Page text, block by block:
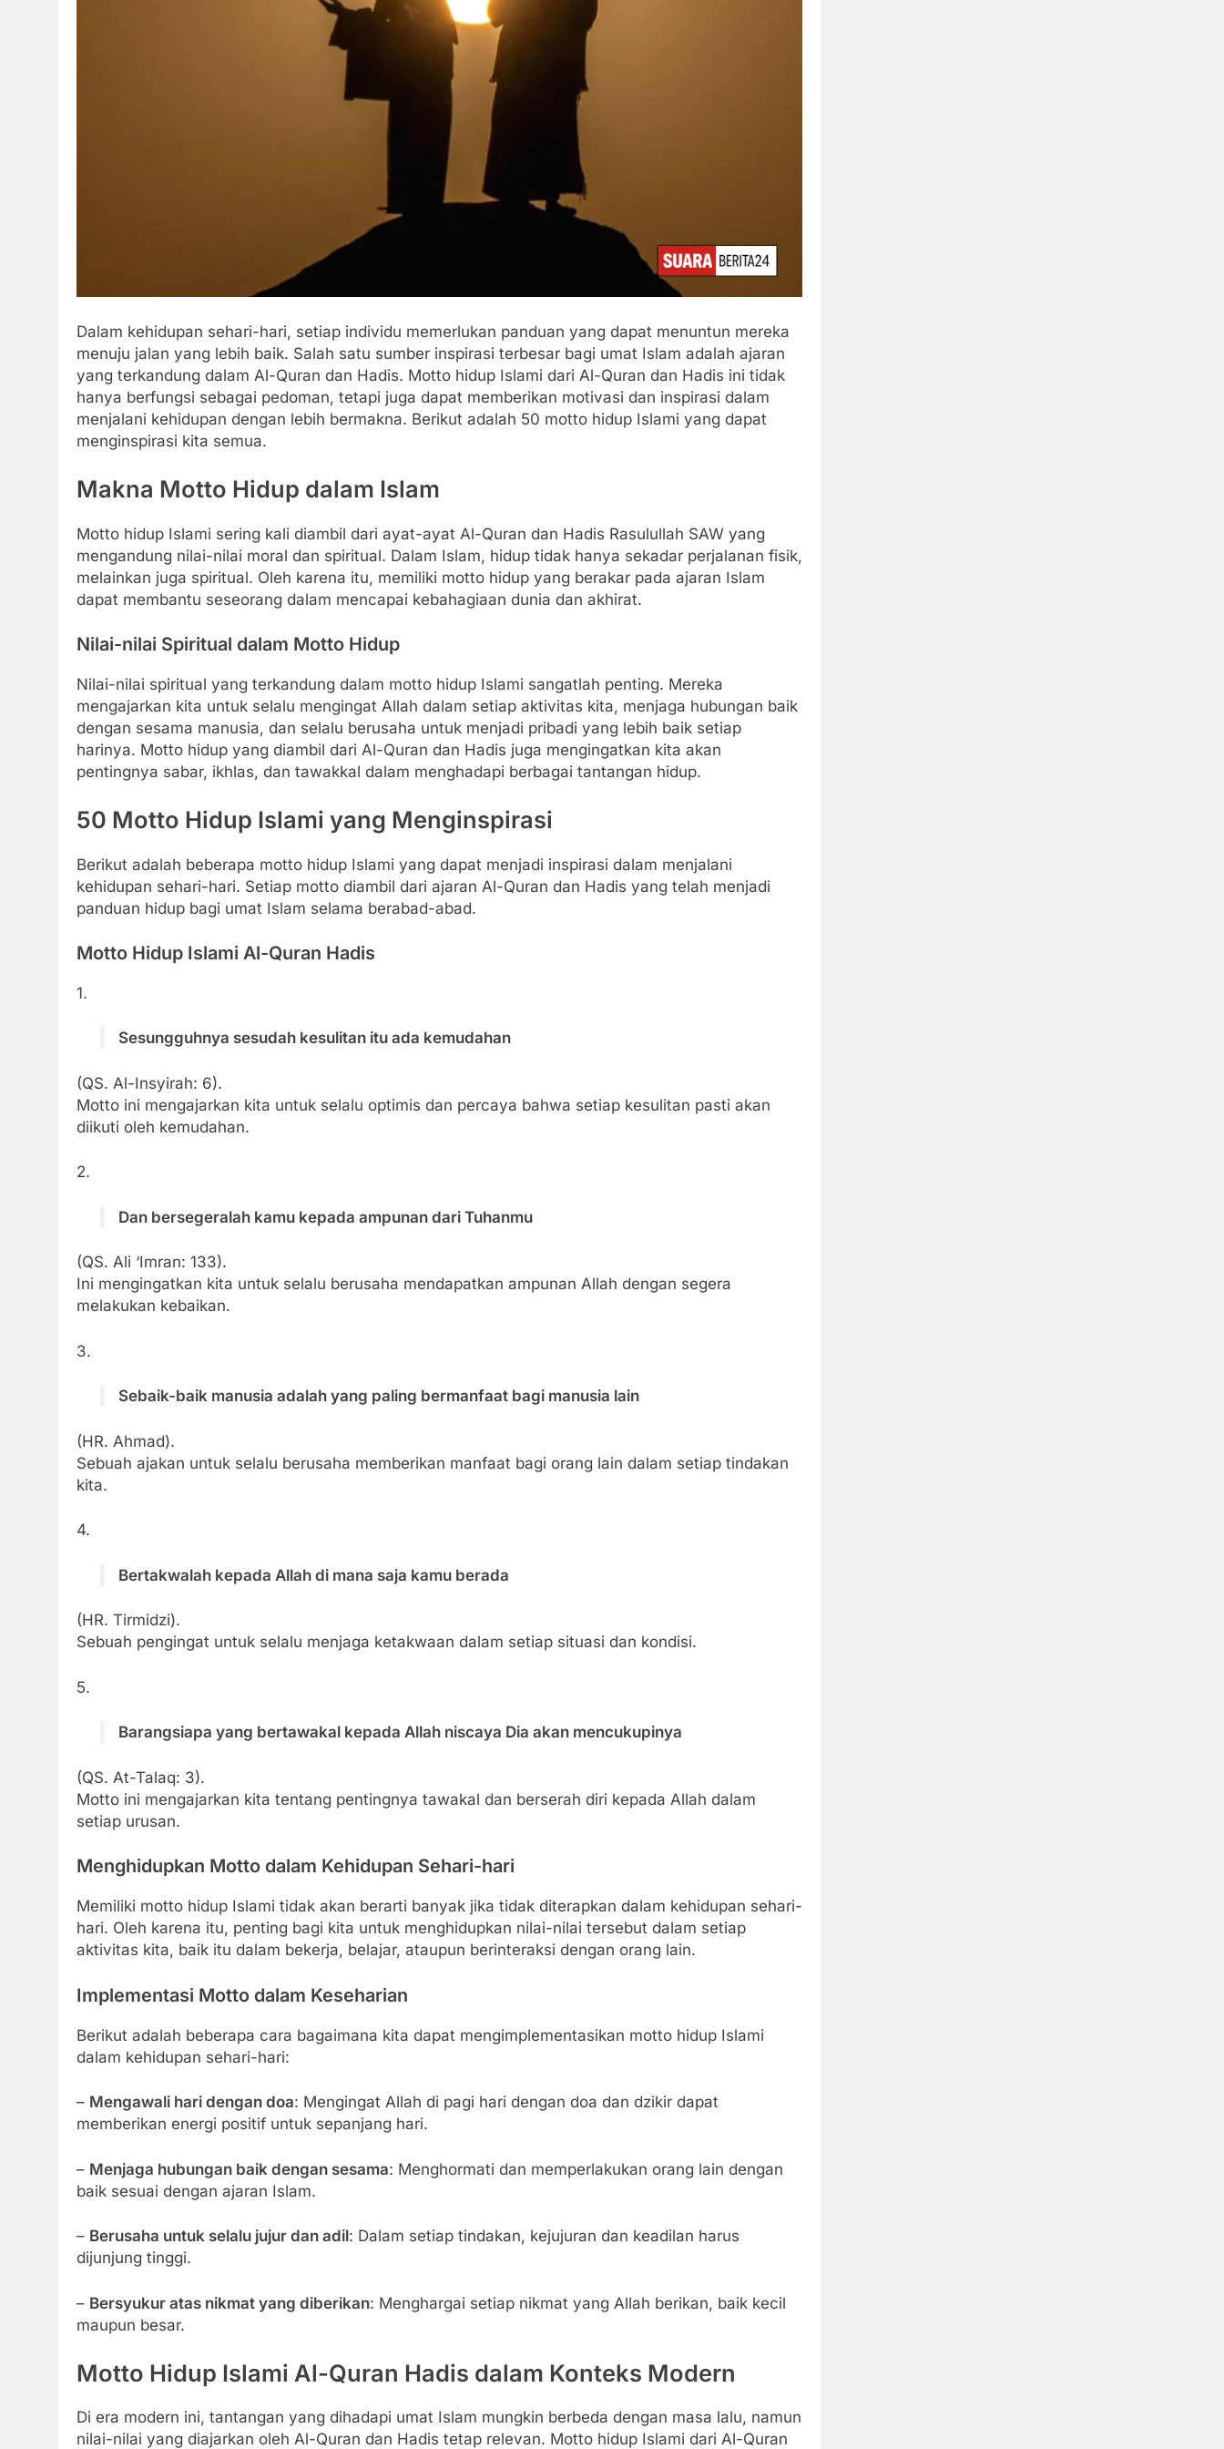
Dalam kehidupan sehari-hari, setiap individu memerlukan panduan yang dapat menuntun mereka
menuju jalan yang lebih baik. Salah satu sumber inspirasi terbesar bagi umat Islam adalah ajaran
yang terkandung dalam Al-Quran dan Hadis. Motto hidup Islami dari Al-Quran dan Hadis ini tidak
hanya berfungsi sebagai pedoman, tetapi juga dapat memberikan motivasi dan inspirasi dalam
menjalani kehidupan dengan lebih bermakna. Berikut adalah 50 motto hidup Islami yang dapat
menginspirasi kita semua.
Makna Motto Hidup dalam Islam
Motto hidup Islami sering kali diambil dari ayat-ayat Al-Quran dan Hadis Rasulullah SAW yang
mengandung nilai-nilai moral dan spiritual. Dalam Islam, hidup tidak hanya sekadar perjalanan fisik,
melainkan juga spiritual. Oleh karena itu, memiliki motto hidup yang berakar pada ajaran Islam
dapat membantu seseorang dalam mencapai kebahagiaan dunia dan akhirat.
Nilai-nilai Spiritual dalam Motto Hidup
Nilai-nilai spiritual yang terkandung dalam motto hidup Islami sangatlah penting. Mereka
mengajarkan kita untuk selalu mengingat Allah dalam setiap aktivitas kita, menjaga hubungan baik
dengan sesama manusia, dan selalu berusaha untuk menjadi pribadi yang lebih baik setiap
harinya. Motto hidup yang diambil dari Al-Quran dan Hadis juga mengingatkan kita akan
pentingnya sabar, ikhlas, dan tawakkal dalam menghadapi berbagai tantangan hidup.
50 Motto Hidup Islami yang Menginspirasi
Berikut adalah beberapa motto hidup Islami yang dapat menjadi inspirasi dalam menjalani
kehidupan sehari-hari. Setiap motto diambil dari ajaran Al-Quran dan Hadis yang telah menjadi
panduan hidup bagi umat Islam selama berabad-abad.
Motto Hidup Islami Al-Quran Hadis
1.
Sesungguhnya sesudah kesulitan itu ada kemudahan
(QS. Al-Insyirah: 6).
Motto ini mengajarkan kita untuk selalu optimis dan percaya bahwa setiap kesulitan pasti akan
diikuti oleh kemudahan.
2.
Dan bersegeralah kamu kepada ampunan dari Tuhanmu
(QS. Ali ‘Imran: 133).
Ini mengingatkan kita untuk selalu berusaha mendapatkan ampunan Allah dengan segera
melakukan kebaikan.
3.
Sebaik-baik manusia adalah yang paling bermanfaat bagi manusia lain
(HR. Ahmad).
Sebuah ajakan untuk selalu berusaha memberikan manfaat bagi orang lain dalam setiap tindakan
kita.
4.
Bertakwalah kepada Allah di mana saja kamu berada
(HR. Tirmidzi).
Sebuah pengingat untuk selalu menjaga ketakwaan dalam setiap situasi dan kondisi.
5.
Barangsiapa yang bertawakal kepada Allah niscaya Dia akan mencukupinya
(QS. At-Talaq: 3).
Motto ini mengajarkan kita tentang pentingnya tawakal dan berserah diri kepada Allah dalam
setiap urusan.
Menghidupkan Motto dalam Kehidupan Sehari-hari
Memiliki motto hidup Islami tidak akan berarti banyak jika tidak diterapkan dalam kehidupan sehari-
hari. Oleh karena itu, penting bagi kita untuk menghidupkan nilai-nilai tersebut dalam setiap
aktivitas kita, baik itu dalam bekerja, belajar, ataupun berinteraksi dengan orang lain.
Implementasi Motto dalam Keseharian
Berikut adalah beberapa cara bagaimana kita dapat mengimplementasikan motto hidup Islami
dalam kehidupan sehari-hari:
– Mengawali hari dengan doa: Mengingat Allah di pagi hari dengan doa dan dzikir dapat
memberikan energi positif untuk sepanjang hari.
– Menjaga hubungan baik dengan sesama: Menghormati dan memperlakukan orang lain dengan
baik sesuai dengan ajaran Islam.
– Berusaha untuk selalu jujur dan adil: Dalam setiap tindakan, kejujuran dan keadilan harus
dijunjung tinggi.
– Bersyukur atas nikmat yang diberikan: Menghargai setiap nikmat yang Allah berikan, baik kecil
maupun besar.
Motto Hidup Islami Al-Quran Hadis dalam Konteks Modern
Di era modern ini, tantangan yang dihadapi umat Islam mungkin berbeda dengan masa lalu, namun
nilai-nilai yang diajarkan oleh Al-Quran dan Hadis tetap relevan. Motto hidup Islami dari Al-Quran